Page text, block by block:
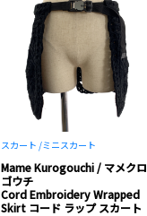
スカート /ミニスカート
Mame Kurogouchi / マメクロ
ゴウチ
Cord Embroidery Wrapped
Skirt コード ラップ スカート